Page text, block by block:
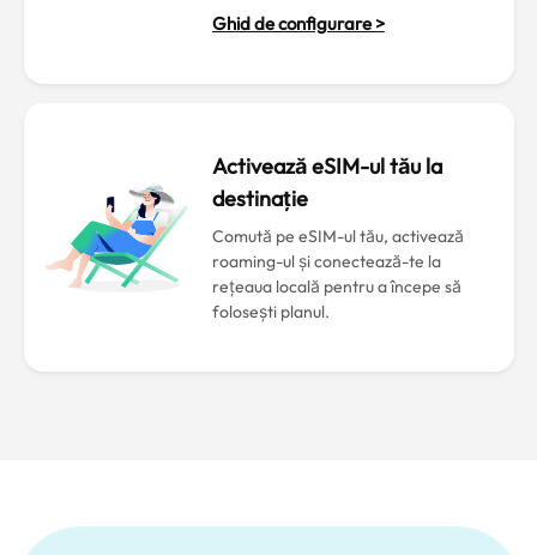
Ghid de configurare >
Activează eSIM-ul tău la
destinație
Comută pe eSIM-ul tău, activează
roaming-ul și conectează-te la
rețeaua locală pentru a începe să
folosești planul.